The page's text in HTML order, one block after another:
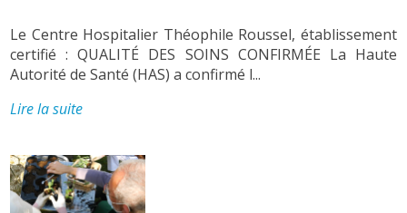
Le Centre Hospitalier Théophile Roussel, établissement
certifié : QUALITÉ DES SOINS CONFIRMÉE La Haute
Autorité de Santé (HAS) a confirmé l...
Lire la suite